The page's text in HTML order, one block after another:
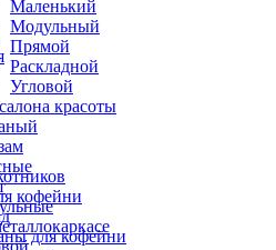
Маленький
Модульный
Прямой
Раскладной
Угловой
красоты
кофейни
для кофейни